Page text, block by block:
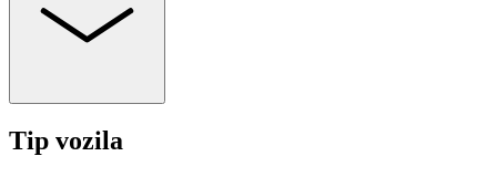
Tip vozila